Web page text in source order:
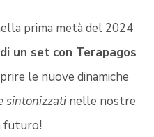
prima metà del 2024
un set con Terapagos
le nuove dinamiche
sintonizzati nelle nostre
futuro!